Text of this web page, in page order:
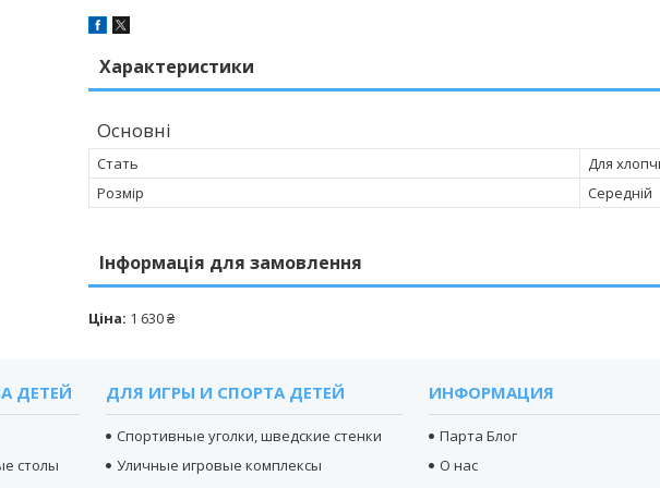
Характеристики
Основні
Стать
Для
Розмір
Середній
Інформація для замовлення
Ціна: 1 630 ₴
ДЕТЕЙ
столы
ДЛЯ ИГРЫ И СПОРТА ДЕТЕЙ
Спортивные уголки, шведские стенки
Уличные игровые комплексы
ИНФОРМАЦИЯ
Парта Блог
О нас